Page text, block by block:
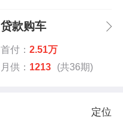
贷款购车
首付： 2.51万
月供： 1213 (共36期)
定位